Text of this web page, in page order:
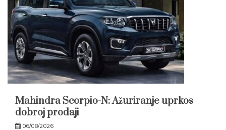
Mahindra Scorpio-N: Ažuriranje uprkos
dobroj prodaji
06/08/2026